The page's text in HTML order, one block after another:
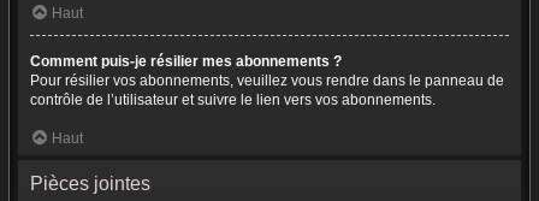
Haut
Comment puis-je résilier mes abonnements ?
Pour résilier vos abonnements, veuillez vous rendre dans le panneau de
contrôle de l’utilisateur et suivre le lien vers vos abonnements.
Haut
Pièces jointes